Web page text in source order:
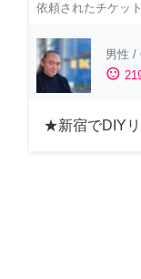
依頼されたチケット
男性 /
sentiment_satisfied
★新宿でDIY